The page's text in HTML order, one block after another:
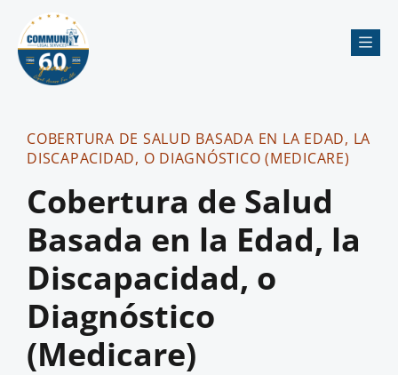
COBERTURA DE SALUD BASADA EN LA EDAD, LA
DISCAPACIDAD, O DIAGNÓSTICO (MEDICARE)
Cobertura de Salud
Basada en la Edad, la
Discapacidad, o
Diagnóstico
(Medicare)